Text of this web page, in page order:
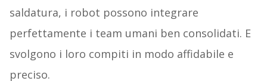
saldatura, i robot possono integrare
perfettamente i team umani ben consolidati. E
svolgono i loro compiti in modo affidabile e
preciso.